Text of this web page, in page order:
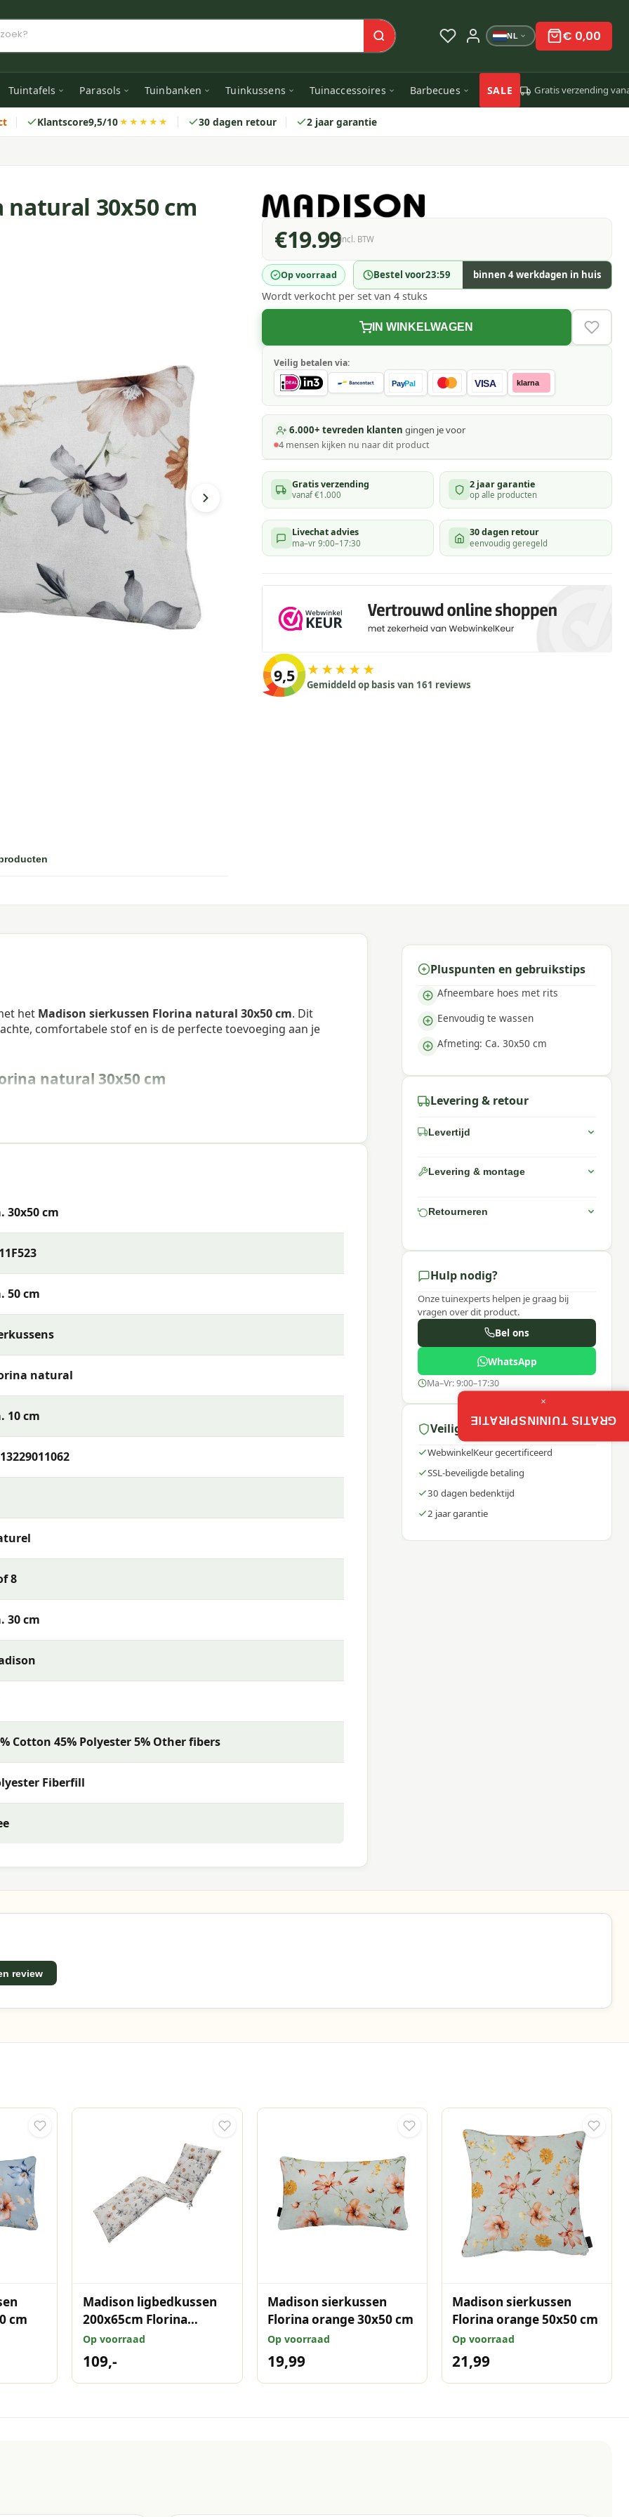
NL € 0,00
Tuintafels Parasols Tuinbanken Tuinkussens Tuinaccessoires Barbecues SALE Gratis verzending
Klantscore9,5/10★★★★★ 30 dagen retour 2 jaar garantie
30x50 cm
€19.99Incl. BTW
Op voorraad Bestel voor23:59 binnen 4 werkdagen in huis
Wordt verkocht per set van 4 stuks
IN WINKELWAGEN
Veilig betalen via:
PayPal VISA klarna
6.000+ tevreden klanten gingen je voor
4 mensen kijken nu naar dit product
Gratis verzending
vanaf €1.000
2 jaar garantie
op alle producten
Livechat advies
ma–vr 9:00–17:30
30 dagen retour
eenvoudig geregeld
9,5 ★★★★★
Gemiddeld op basis van 161 reviews
het Madison sierkussen Florina natural 30x50 cm. Dit
comfortabele stof en is de perfecte toevoeging aan je
natural 30x50 cm
het opbergt. Berg kussens op in een beschermhoes of
30x50 cm
e-mail of WhatsApp. Ons team van tuinmeubelexperts
terras en wensen.
met uitstekende kleurechtheid en comfort. De collectie
30x50 cm
50 cm
natural
10 cm
8
30 cm
Cotton 45% Polyester 5% Other fibers
Fiberfill
Pluspunten en gebruikstips
Afneembare hoes met rits
Eenvoudig te wassen
Afmeting: Ca. 30x50 cm
Levering & retour
Levertijd
Levering & montage
Retourneren
Hulp nodig?
Onze tuinexperts helpen je graag bij
vragen over dit product.
Bel ons
WhatsApp
Ma–Vr: 9:00–17:30
Veilig winkelen
WebwinkelKeur gecertificeerd
SSL-beveiligde betaling
30 dagen bedenktijd
2 jaar garantie
review
cm
Madison ligbedkussen
200x65cm Florina
natural
Op voorraad
109,-
Madison sierkussen
Florina orange 30x50 cm
Op voorraad
19,99
Madison sierkussen
Florina orange 50x50 cm
Op voorraad
21,99
GRATIS TUININSPIRATIE
×